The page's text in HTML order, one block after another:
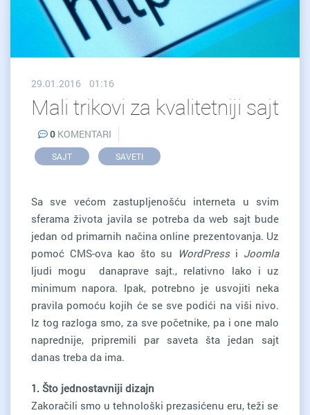
29.01.2016 01:16
Mali trikovi za kvalitetniji sajt
0 KOMENTARI
SAJT SAVETI
Sa sve većom zastupljenošću interneta u svim
sferama života javila se potreba da web sajt bude
jedan od primarnih načina online prezentovanja. Uz
pomoć CMS-ova kao što su WordPressi Joomla
ljudi mogu danaprave sajt., relativno lako i uz
minimum napora. Ipak, potrebno je usvojiti neka
pravila pomoću kojih će se sve podići na viši nivo.
Iz tog razloga smo, za sve početnike, pa i one malo
naprednije, pripremili par saveta šta jedan sajt
danas treba da ima.
1. Što jednostavniji dizajn
Zakoračili smo u tehnološki prezasićenu eru, teži se